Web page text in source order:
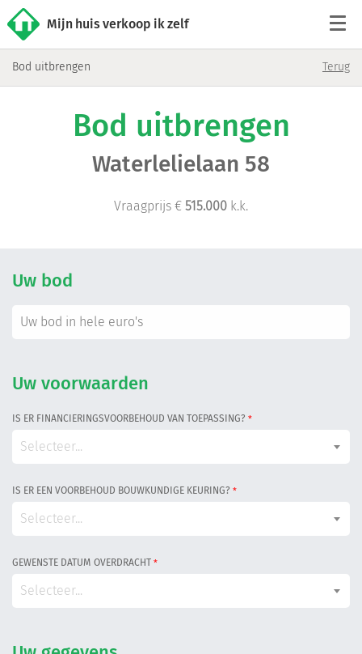
Mijn huis verkoop ik zelf
Woningaanbod
Werkwijze
Reviews
Verkoop starten
Inloggen
Bod uitbrengen Terug
Bod uitbrengen
Waterlelielaan 58
Vraagprijs € 515.000 k.k.
Uw bod
Uw voorwaarden
IS ER FINANCIERINGSVOORBEHOUD VAN TOEPASSING? *
Selecteer...
IS ER EEN VOORBEHOUD BOUWKUNDIGE KEURING? *
Selecteer...
GEWENSTE DATUM OVERDRACHT *
Selecteer...